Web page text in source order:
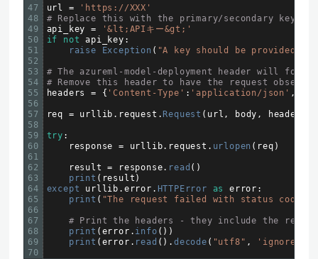
47
48
49
50
51
52
53
54
55
56
57
58
59
60
61
62
63
64
65
66
67
68
69
70
url =
'https://XXX'
# Replace this with the primary/secondary key or
api_key
=
'&lt;APIキー&gt;'
if
not api_key :
raise
Exception ( "A key should be provided
# The azureml-model-deployment header will
# Remove this header to have the request
headers
= { 'Content-Type' : 'application/json' ,
req = urllib . request . Request ( url , body , headers
try :
response
= urllib. request . urlopen ( req )
result = response. read ( )
print ( result )
except urllib . error . HTTPError as error :
print ( "The request failed with status code: "
# Print the headers - they include the
print ( error . info ( ) )
print ( error . read ( ) .decode ( "utf8" , 'ignore'